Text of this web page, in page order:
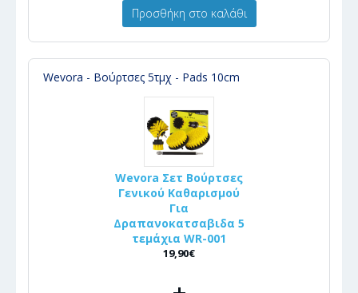
Προσθήκη στο καλάθι
Wevora - Βούρτσες 5τμχ - Pads 10cm
Wevora Σετ Βούρτσες
Γενικού Καθαρισμού
Για
Δραπανοκατσαβιδα 5
τεμάχια WR-001
19,90€